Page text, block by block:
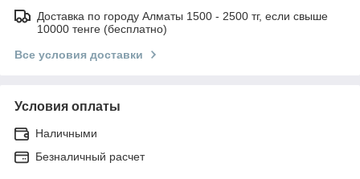
Доставка по городу Алматы 1500 - 2500 тг, если свыше
10000 тенге (бесплатно)
Все условия доставки
Условия оплаты
Наличными
Безналичный расчет